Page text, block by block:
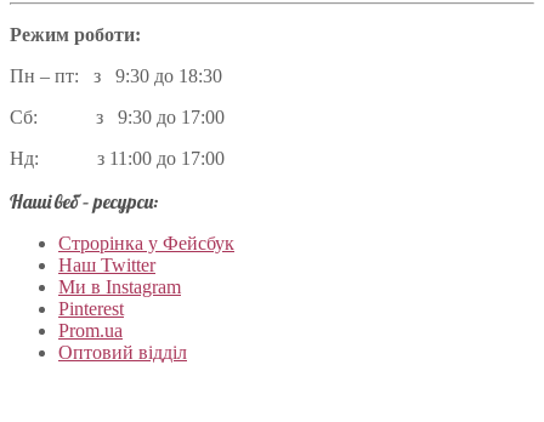
Режим роботи:
Пн – пт: з 9:30 до 18:30
Сб: з 9:30 до 17:00
Нд: з 11:00 до 17:00
Наші веб – ресурси:
Строрінка у Фейсбук
Наш Twitter
Ми в Instagram
Pinterest
Prom.ua
Оптовий відділ